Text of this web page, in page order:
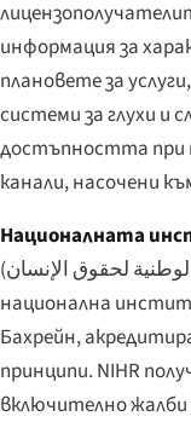
информация за
плановете за
системи за глухи
достъпността при
канали, насочени
Националната
(لحقوق الإنسان
национална
Бахрейн,
принципи. NIHR
включително жалби